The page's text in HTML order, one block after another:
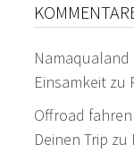
Einsamkeit zu
Offroad
Deinen Trip zu